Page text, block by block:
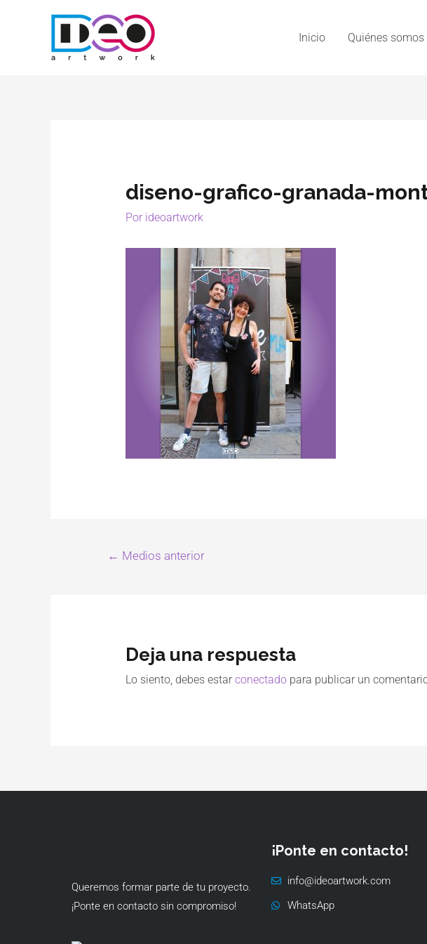
Inicio Quiénes somos
diseno-grafico-granada-
Por ideoartwork
← Medios anterior
Deja una respuesta
Lo siento, debes estar conectadopara publicar un
Queremos formar parte de tu proyecto.
¡Ponte en contacto sin compromiso!
¡Ponte en contacto!
info@ideoartwork.com
WhatsApp